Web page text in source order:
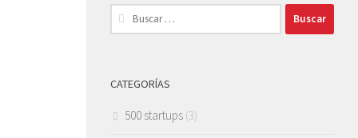
Buscar:
CATEGORÍAS
500 startups (3)